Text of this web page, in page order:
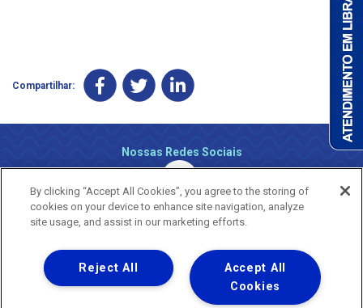
Compartilhar:
Nossas Redes Sociais
Uma empresa
Copyright ® 2026 - Todos os Direitos Reservados.
By clicking “Accept All Cookies”, you agree to the storing of
cookies on your device to enhance site navigation, analyze
site usage, and assist in our marketing efforts.
Accept All
Cookies
Reject All